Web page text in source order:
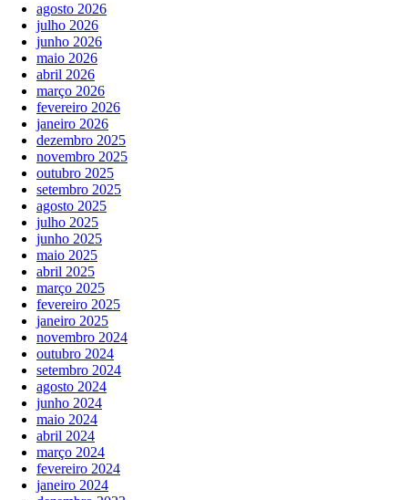
agosto 2026
julho 2026
junho 2026
maio 2026
abril 2026
março 2026
fevereiro 2026
janeiro 2026
dezembro 2025
novembro 2025
outubro 2025
setembro 2025
agosto 2025
julho 2025
junho 2025
maio 2025
abril 2025
março 2025
fevereiro 2025
janeiro 2025
novembro 2024
outubro 2024
setembro 2024
agosto 2024
junho 2024
maio 2024
abril 2024
março 2024
fevereiro 2024
janeiro 2024